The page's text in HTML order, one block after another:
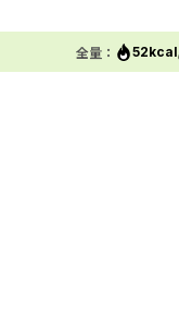
全量： 52kcal